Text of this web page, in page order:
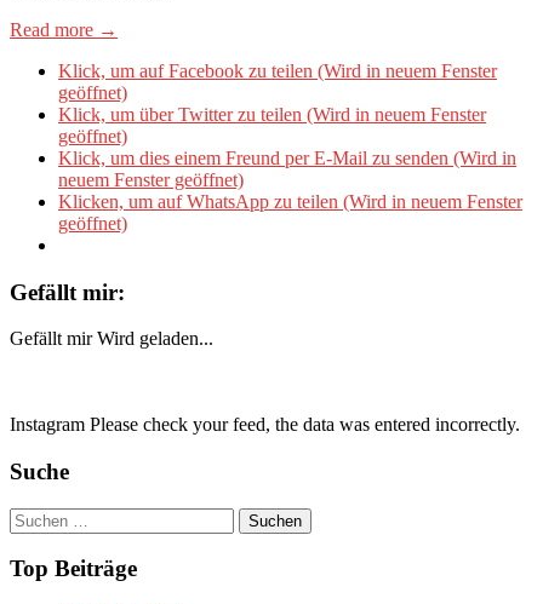
Read more →
Klick, um auf Facebook zu teilen (Wird in neuem Fenster
geöffnet)
Klick, um über Twitter zu teilen (Wird in neuem Fenster
geöffnet)
Klick, um dies einem Freund per E-Mail zu senden (Wird in
neuem Fenster geöffnet)
Klicken, um auf WhatsApp zu teilen (Wird in neuem Fenster
geöffnet)
Gefällt mir:
Gefällt mir Wird geladen...
Instagram Please check your feed, the data was entered incorrectly.
Suche
Suchen
nach:
Top Beiträge